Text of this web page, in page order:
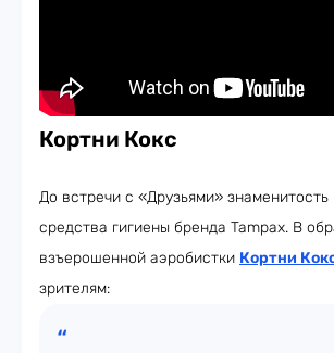
Кортни Кокс
До встречи с «Друзьями» знаменитость
средства гигиены бренда Tampax. В
взъерошенной аэробистки Кортни
зрителям: